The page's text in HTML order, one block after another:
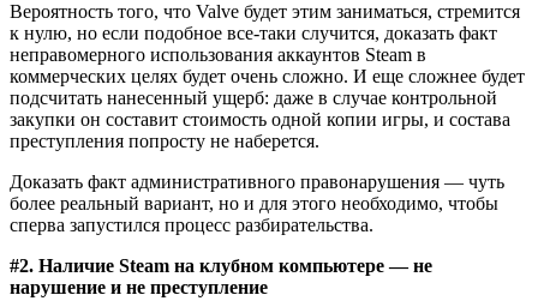
Вероятность того, что Valve будет этим заниматься, стремится
к нулю, но если подобное все-таки случится, доказать факт
неправомерного использования аккаунтов Steam в
коммерческих целях будет очень сложно. И еще сложнее будет
подсчитать нанесенный ущерб: даже в случае контрольной
закупки он составит стоимость одной копии игры, и состава
преступления попросту не наберется.
Доказать факт административного правонарушения — чуть
более реальный вариант, но и для этого необходимо, чтобы
сперва запустился процесс разбирательства.
#2. Наличие Steam на клубном компьютере — не
нарушение и не преступление